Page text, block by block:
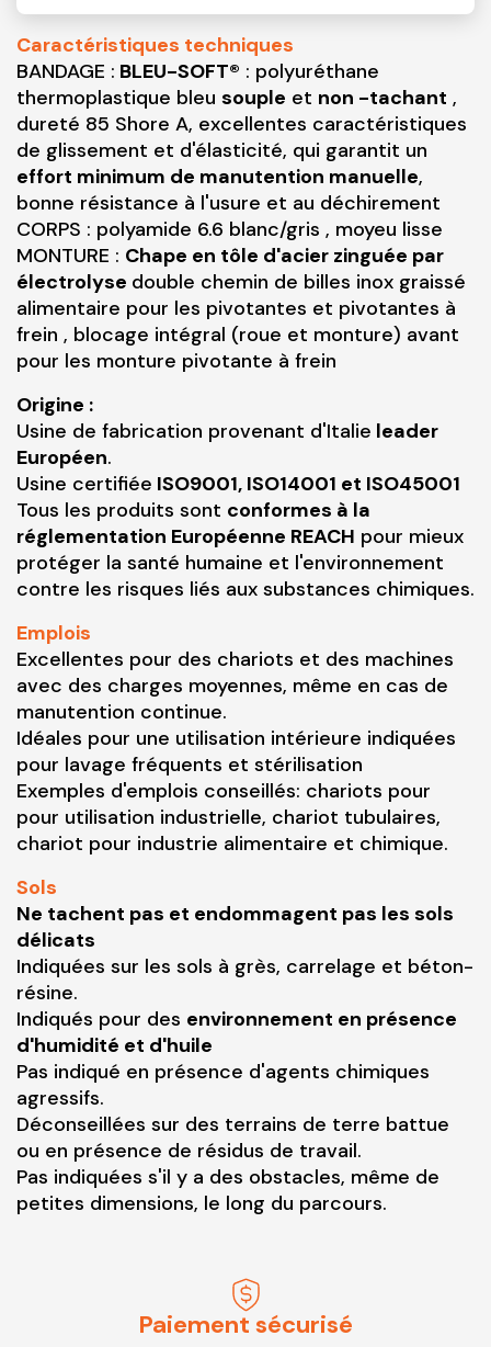
Caractéristiques techniques
BANDAGE : BLEU-SOFT® : polyuréthane
thermoplastique bleu souple et non -tachant ,
dureté 85 Shore A, excellentes caractéristiques
de glissement et d'élasticité, qui garantit un
effort minimum de manutention manuelle,
bonne résistance à l'usure et au déchirement
CORPS : polyamide 6.6 blanc/gris , moyeu lisse
MONTURE : Chape en tôle d'acier zinguée par
électrolyse double chemin de billes inox graissé
alimentaire pour les pivotantes et pivotantes à
frein , blocage intégral (roue et monture) avant
pour les monture pivotante à frein
Origine :
Usine de fabrication provenant d'Italie leader
Européen.
Usine certifiée ISO9001, ISO14001 et ISO45001
Tous les produits sont conformes à la
réglementation Européenne REACH pour mieux
protéger la santé humaine et l'environnement
contre les risques liés aux substances chimiques.
Emplois
Excellentes pour des chariots et des machines
avec des charges moyennes, même en cas de
manutention continue.
Idéales pour une utilisation intérieure indiquées
pour lavage fréquents et stérilisation
Exemples d'emplois conseillés: chariots pour
pour utilisation industrielle, chariot tubulaires,
chariot pour industrie alimentaire et chimique.
Sols
Ne tachent pas et endommagent pas les sols
délicats
Indiquées sur les sols à grès, carrelage et béton-
résine.
Indiqués pour des environnement en présence
d'humidité et d'huile
Pas indiqué en présence d'agents chimiques
agressifs.
Déconseillées sur des terrains de terre battue
ou en présence de résidus de travail.
Pas indiquées s'il y a des obstacles, même de
petites dimensions, le long du parcours.
Paiement sécurisé